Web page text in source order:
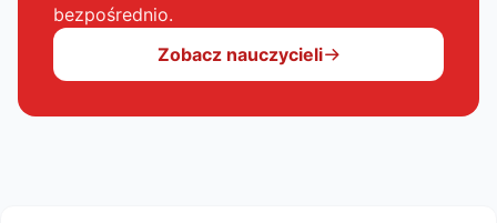
bezpośrednio.
Zobacz nauczycieli